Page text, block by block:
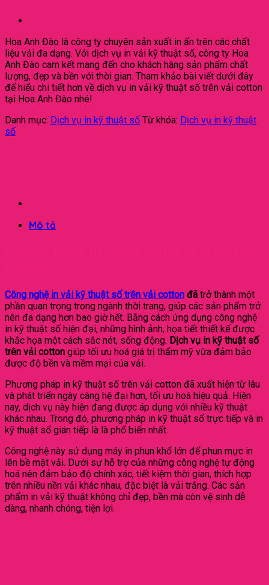
Hoa Anh Đào là công ty chuyên sản xuất in ấn trên các chất
liệu vải đa dạng. Với dịch vụ in vải kỹ thuật số, công ty Hoa
Anh Đào cam kết mang đến cho khách hàng sản phẩm chất
lượng, đẹp và bền với thời gian. Tham khảo bài viết dưới đây
để hiểu chi tiết hơn về dịch vụ in vải kỹ thuật số trên vải cotton
tại Hoa Anh Đào nhé!
Danh mục: Dịch vụ in kỹ thuật số Từ khóa: Dịch vụ in kỹ thuật
số
Mô tả
Công nghệ in vải kỹ thuật số trên vải cotton đã trở thành một
phần quan trọng trong ngành thời trang, giúp các sản phẩm trở
nên đa dạng hơn bao giờ hết. Bằng cách ứng dụng công nghệ
in kỹ thuật số hiện đại, những hình ảnh, họa tiết thiết kế được
khắc họa một cách sắc nét, sống động. Dịch vụ in kỹ thuật số
trên vải cotton giúp tối ưu hoá giá trị thẩm mỹ vừa đảm bảo
được độ bền và mềm mại của vải.
Phương pháp in kỹ thuật số trên vải cotton đã xuất hiện từ lâu
và phát triển ngày càng hệ đại hơn, tối ưu hoá hiệu quả. Hiện
nay, dịch vụ này hiện đang được áp dụng với nhiều kỹ thuật
khác nhau. Trong đó, phương pháp in kỹ thuật số trực tiếp và in
kỹ thuật số gián tiếp là là phổ biến nhất.
Công nghệ này sử dụng máy in phun khổ lớn để phun mực in
lên bề mặt vải. Dưới sự hỗ trợ của những công nghệ tự động
hoá nên đảm bảo độ chính xác, tiết kiệm thời gian, thích hợp
trên nhiều nền vải khác nhau, đặc biệt là vải trắng. Các sản
phẩm in vải kỹ thuật không chỉ đẹp, bền mà còn vệ sinh dễ
dàng, nhanh chóng, tiện lợi.